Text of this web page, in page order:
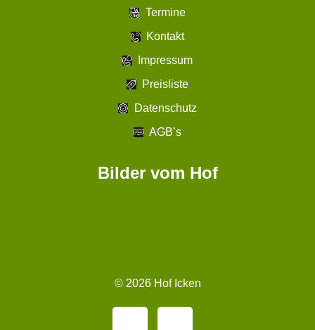
Termine
Kontakt
Impressum
Preisliste
Datenschutz
AGB’s
Bilder vom Hof
© 2026Hof Icken